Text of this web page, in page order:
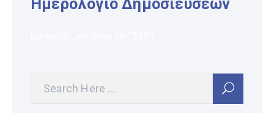
Ημερολόγιο Δημοσιεύσεων